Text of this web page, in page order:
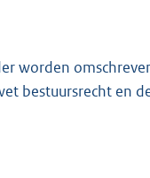
worden
bestuursrecht en